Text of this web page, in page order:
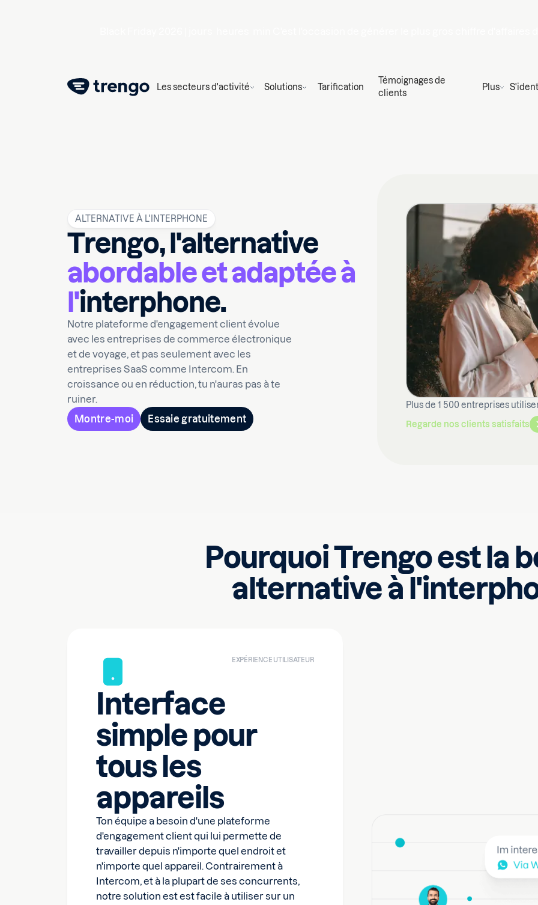
Les secteurs d'activité Solutions Tarification
Témoignages de
clients
Plus
ALTERNATIVE À L'INTERPHONE
Trengo, l'alternative
abordable et adaptée à
l'interphone.
Notre plateforme d'engagement client évolue
avec les entreprises de commerce électronique
et de voyage, et pas seulement avec les
entreprises SaaS comme Intercom. En
croissance ou en réduction, tu n'auras pas à te
ruiner.
Montre-moi
Essaie gratuitement
Plus de 1 500 entreprises
Regarde nos clients satisfaits
Pourquoi Trengo est la
alternative à
EXPÉRIENCE UTILISATEUR
Interface
simple pour
tous les
appareils
Ton équipe a besoin d'une plateforme
d'engagement client qui lui permette de
travailler depuis n'importe quel endroit et
n'importe quel appareil. Contrairement à
Intercom, et à la plupart de ses concurrents,
notre solution est est facile à utiliser sur un